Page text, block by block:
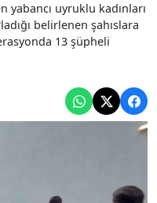
yabancı uyruklu kadınları
belirlenen şahıslara
13 şüpheli